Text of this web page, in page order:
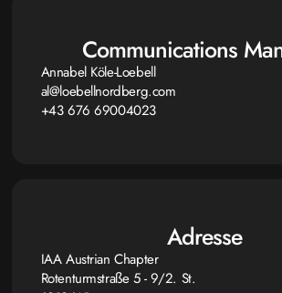
Communications
Annabel Köle-Loebell
al@loebellnordberg.com
+43 676 69004023
Adresse
IAA Austrian Chapter
Rotenturmstraße 5 - 9/2. St.